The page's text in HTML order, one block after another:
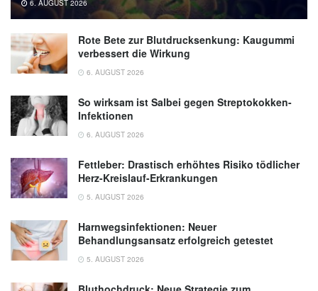
6. AUGUST 2026
Rote Bete zur Blutdrucksenkung: Kaugummi
verbessert die Wirkung
6. AUGUST 2026
So wirksam ist Salbei gegen Streptokokken-
Infektionen
6. AUGUST 2026
Fettleber: Drastisch erhöhtes Risiko tödlicher
Herz-Kreislauf-Erkrankungen
5. AUGUST 2026
Harnwegsinfektionen: Neuer
Behandlungsansatz erfolgreich getestet
5. AUGUST 2026